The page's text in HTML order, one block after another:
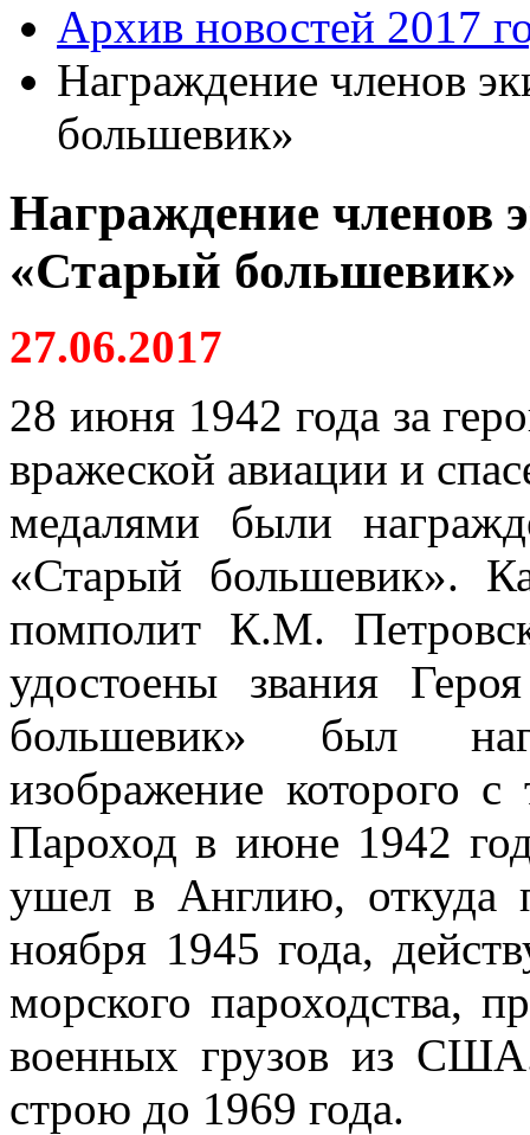
Архив новостей 2017
Награждение членов
большевик»
Награждение членов
«Старый большевик»
27.06.2017
28 июня 1942 года за
вражеской авиации и
медалями были
«Старый большевик».
помполит К.М.
удостоены звания
большевик» был
изображение которого
Пароход в июне 1942
ушел в Англию, откуда
ноября 1945 года,
морского пароходства,
военных грузов из
строю до 1969 года.